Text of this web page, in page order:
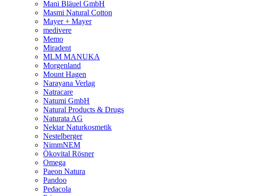
Mani Bläuel GmbH
Masmi Natural Cotton
Mayer + Mayer
medivere
Memo
Miradent
MLM MANUKA
Morgenland
Mount Hagen
Narayana Verlag
Natracare
Natumi GmbH
Natural Products & Drugs
Naturata AG
Nektar Naturkosmetik
Nestelberger
NimmNEM
Ökovital Rösner
Omega
Paeon Natura
Pandoo
Pedacola